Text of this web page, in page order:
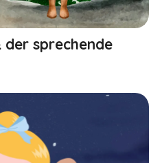
der sprechende